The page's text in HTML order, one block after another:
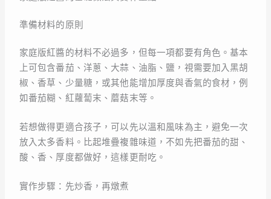
準備材料的原則
家庭版紅醬的材料不必過多，但每一項都要有角色。基本
上可包含番茄、洋蔥、大蒜、油脂、鹽，視需要加入黑胡
椒、香草、少量糖，或其他能增加厚度與香氣的食材，例
如番茄糊、紅蘿蔔末、蘑菇末等。
若想做得更適合孩子，可以先以溫和風味為主，避免一次
放入太多香料。比起堆疊複雜味道，不如先把番茄的甜、
酸、香、厚度都做好，這樣更耐吃。
實作步驟：先炒香，再燉煮